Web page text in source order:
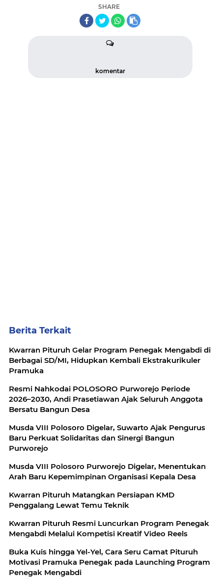
SHARE
komentar
Berita Terkait
Kwarran Pituruh Gelar Program Penegak Mengabdi di
Berbagai SD/MI, Hidupkan Kembali Ekstrakurikuler
Pramuka
Resmi Nahkodai POLOSORO Purworejo Periode
2026–2030, Andi Prasetiawan Ajak Seluruh Anggota
Bersatu Bangun Desa
Musda VIII Polosoro Digelar, Suwarto Ajak Pengurus
Baru Perkuat Solidaritas dan Sinergi Bangun
Purworejo
Musda VIII Polosoro Purworejo Digelar, Menentukan
Arah Baru Kepemimpinan Organisasi Kepala Desa
Kwarran Pituruh Matangkan Persiapan KMD
Penggalang Lewat Temu Teknik
Kwarran Pituruh Resmi Luncurkan Program Penegak
Mengabdi Melalui Kompetisi Kreatif Video Reels
Buka Kuis hingga Yel-Yel, Cara Seru Camat Pituruh
Motivasi Pramuka Penegak pada Launching Program
Penegak Mengabdi